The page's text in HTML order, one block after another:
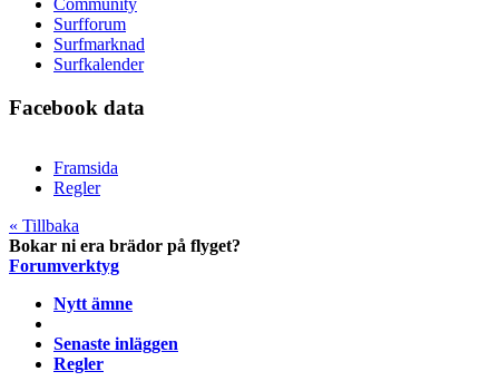
Community
Surfforum
Surfmarknad
Surfkalender
Facebook data
Framsida
Regler
« Tillbaka
Bokar ni era brädor på flyget?
Forumverktyg
Nytt ämne
Senaste inläggen
Regler